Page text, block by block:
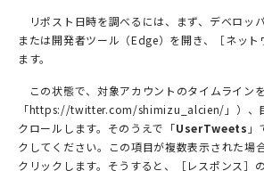
リポスト日時を調べるには、まず、デベロッ
または開発者ツール（Edge）を開き、［ネット
ます。
この状態で、対象アカウントのタイムライン
「https://twitter.com/shimizu_alcien/」）、
クロールします。そのうえで「UserTweets 」
クしてください。この項目が複数表示された場
クリックします。そうすると、［レスポンス］